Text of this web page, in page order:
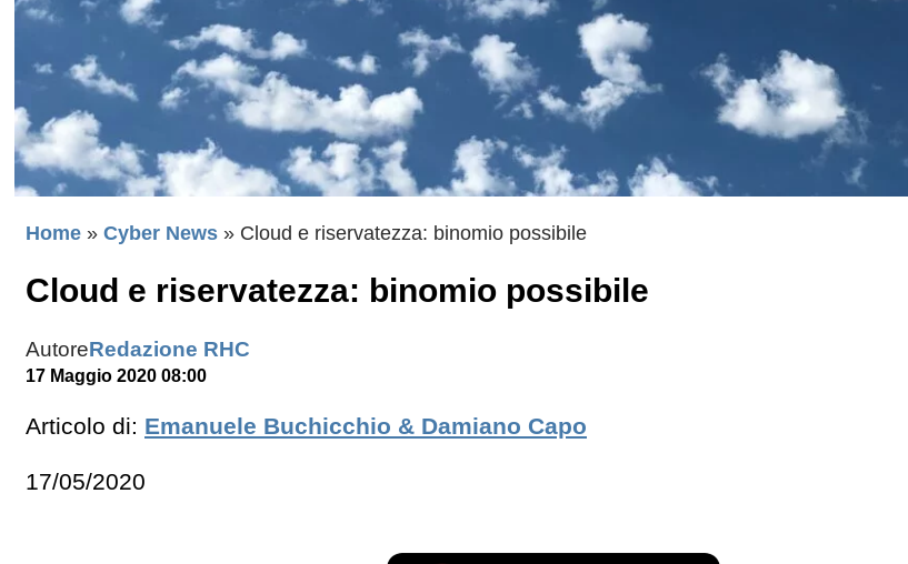
Home » Cyber News » Cloud e riservatezza: binomio possibile
Cloud e riservatezza: binomio possibile
AutoreRedazione RHC
17 Maggio 2020 08:00
Articolo di: Emanuele Buchicchio & Damiano Capo
17/05/2020